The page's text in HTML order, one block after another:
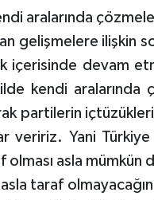
aralarında
gelişmelere ilişkin
içerisinde devam
kendi aralarında
partilerin
veririz. Yani
olması asla
taraf